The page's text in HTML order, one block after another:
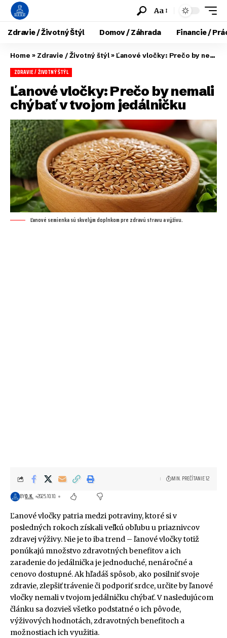
Aa
Zdravie / Životný Štýl Domov / Záhrada Financie /
Home » Zdravie / Životný štýl»Ľanové vločky: Prečo by nemali chýbať v tvojom jedálničku
ZDRAVIE / ŽIVOTNÝ ŠTÝL
Ľanové vločky: Prečo by nemali
chýbať v tvojom jedálničku
Ľanové semienka sú skvelým doplnkom pre zdravú stravu a výživu.
BYO.K. 2025.10.10.
MIN. PREČÍTANIE 12
Ľanové vločky patria medzi potraviny, ktoré si v
posledných rokoch získali veľkú obľubu u priaznivcov
zdravej výživy. Nie je to iba trend – ľanové vločky totiž
ponúkajú množstvo zdravotných benefitov a ich
zaradenie do jedálnička je jednoduché, nenáročné a
cenovo dostupné. Ak hľadáš spôsob, ako posilniť svoje
zdravie, zlepšiť trávenie či podporiť srdce, určite by ľanové
vločky nemali v tvojom jedálničku chýbať. V nasledujúcom
článku sa dozvieš všetko podstatné o ich pôvode,
výživových hodnotách, zdravotných benefitoch a
možnostiach ich využitia.